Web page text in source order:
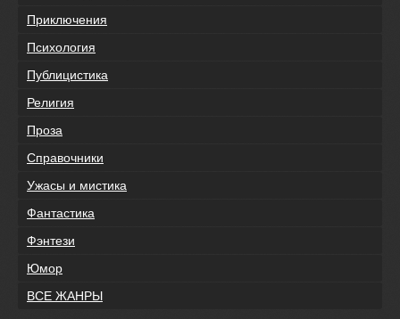
Приключения
Психология
Публицистика
Религия
Проза
Справочники
Ужасы и мистика
Фантастика
Фэнтези
Юмор
ВСЕ ЖАНРЫ